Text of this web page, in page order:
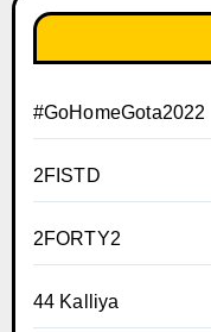
#GoHomeGota2022
2FISTD
2FORTY2
44 Kalliya